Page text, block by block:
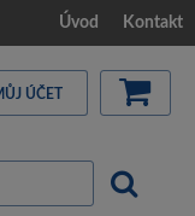
Úvod Kontakt
ÚČET